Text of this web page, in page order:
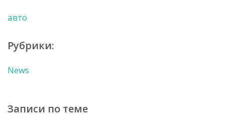
авто
Рубрики:
News
Записи по теме